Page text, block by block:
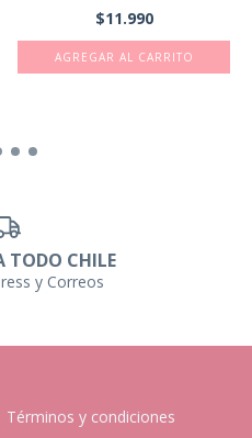
$11.990
TODO CHILE
y Correos
Términos y condiciones